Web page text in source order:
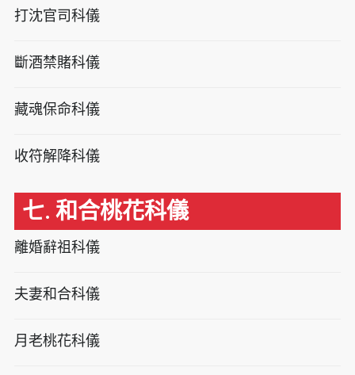
打沈官司科儀
斷酒禁賭科儀
藏魂保命科儀
收符解降科儀
七. 和合桃花科儀
離婚辭祖科儀
夫妻和合科儀
月老桃花科儀